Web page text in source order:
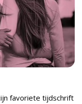
favoriete tijdschrift